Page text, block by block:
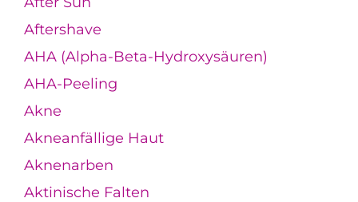
Aftershave
AHA (Alpha-Beta-Hydroxysäuren)
AHA-Peeling
Akne
Akneanfällige Haut
Aknenarben
Aktinische Falten